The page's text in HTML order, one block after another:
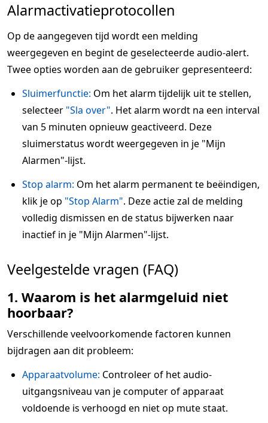
Alarmactivatieprotocollen
Op de aangegeven tijd wordt een melding
weergegeven en begint de geselecteerde audio-alert.
Twee opties worden aan de gebruiker gepresenteerd:
Sluimerfunctie: Om het alarm tijdelijk uit te stellen,
selecteer "Sla over". Het alarm wordt na een interval
van 5 minuten opnieuw geactiveerd. Deze
sluimerstatus wordt weergegeven in je "Mijn
Alarmen"-lijst.
Stop alarm: Om het alarm permanent te beëindigen,
klik je op "Stop Alarm". Deze actie zal de melding
volledig dismissen en de status bijwerken naar
inactief in je "Mijn Alarmen"-lijst.
Veelgestelde vragen (FAQ)
1. Waarom is het alarmgeluid niet
hoorbaar?
Verschillende veelvoorkomende factoren kunnen
bijdragen aan dit probleem:
Apparaatvolume: Controleer of het audio-
uitgangsniveau van je computer of apparaat
voldoende is verhoogd en niet op mute staat.